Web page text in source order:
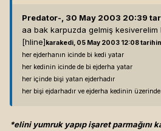
Predator-, 30 May 2003 20:39
aa bak karpuzda gelmiş kesiverelim
[hline] karakedi, 05 May 2003 12:08
her ejderhanın icinde bi kedi yatar
her kedinin icinde de bi ejderha yatar
her içinde bişi yatan ejderhadır
her bişi ejdarhadır ve ejderha kedinin
*elini yumruk yapıp işaret parmağını